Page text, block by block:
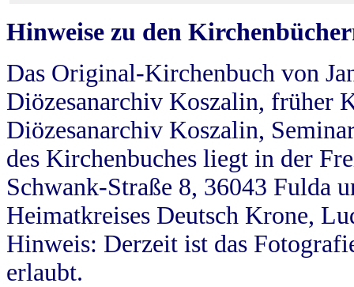
Hinweise zu den
Das Original-Kirchenbuch von
Diözesanarchiv Koszalin, früher
Diözesanarchiv Koszalin,
des Kirchenbuches liegt in der
Schwank-Straße 8, 36043 Fulda
Heimatkreises Deutsch Krone,
Hinweis: Derzeit ist das
erlaubt.